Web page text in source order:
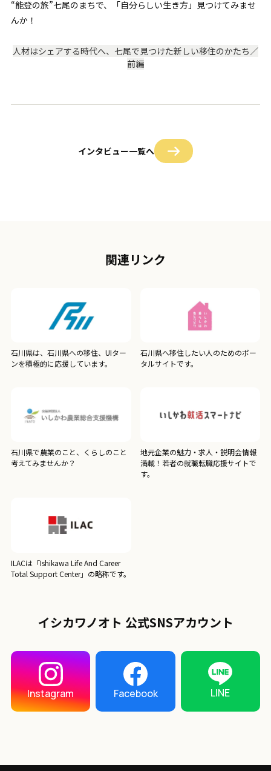
“能登の旅”七尾のまちで、「自分らしい生き方」見つけてみませ
んか！
人材はシェアする時代へ、七尾で見つけた新しい移住のかたち／
前編
インタビュー一覧へ
関連リンク
石川県は、石川県への移住、UIター
ンを積極的に応援しています。
石川県へ移住したい人のためのポー
タルサイトです。
石川県で農業のこと、くらしのこと
考えてみませんか？
地元企業の魅力・求人・説明会情報
満載！若者の就職転職応援サイトで
す。
ILACは「Ishikawa Life And Career
Total Support Center」の略称です。
イシカワノオト 公式SNSアカウント
Instagram Facebook LINE